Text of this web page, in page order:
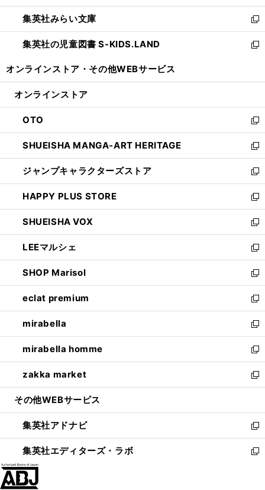
開
く
ウ
で
開
く
ン
ド
ウ
で
ウ
ィ
ン
ド
開
集英社みらい文庫
新
し
い
ン
ウ
で
開
く
集英社の児童図書 S-KIDS.LAND
新
ウ
ン
ド
ウ
で
開
く
オンラインストア・ その他WEBサービス
オンラインストア
OTO
新
し
い
ウ
ィ
ン
ド
ウ
で
開
く
SHUEISHA MANGA-ART HERITAGE
新
し
い
ウ
ィ
ン
ド
ウ
で
開
く
ジャンプキャラクターズストア
新
し
い
ウ
ィ
ン
ド
ウ
で
開
く
HAPPY PLUS STORE
新
し
い
ウ
ィ
ン
ド
ウ
で
開
く
SHUEISHA VOX
新
し
い
ウ
ィ
ン
ド
ウ
で
開
く
LEEマルシェ
新
し
い
ウ
ィ
ン
ド
ウ
で
開
く
SHOP Marisol
新
し
い
ウ
ィ
ン
ド
ウ
で
開
eclat premium
新
し
い
ウ
ィ
ン
ド
ウ
開
く
mirabella
新
し
い
ウ
ィ
ン
ウ
で
開
く
mirabella homme
新
し
い
ウ
ン
ド
ウ
で
zakka market
新
し
ウ
ィ
ン
ド
その他WEBサービス
集英社アドナビ
新
し
い
集英社エディターズ・ラボ
新